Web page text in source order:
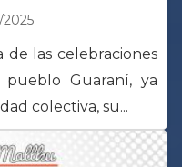
las celebraciones
pueblo Guaraní, ya
colectiva, su...